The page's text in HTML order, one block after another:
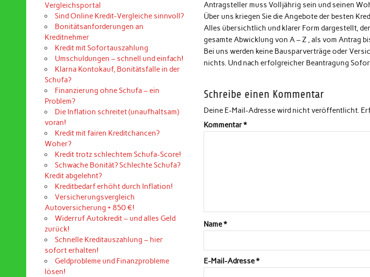
Antragsteller muss Volljährig sein und seinen
Über uns kriegen Sie die Angebote der besten
Alles übersichtlich und klarer Form dargestellt,
gesamte Abwicklung von A – Z , als vom Antrag
Bei uns werden keine Bausparverträge oder
nichts. Und nach erfolgreicher Beantragung
Schreibe einen Kommentar
Deine E-Mail-Adresse wird nicht veröffentlicht.
Kommentar*
Name*
E-Mail-Adresse*
Vergleichsportal
Sind Online Kredit-Vergleiche sinnvoll?
Bonitätsanforderungen an
Kreditnehmer
Kredit mit Sofortauszahlung
Umschuldungen – schnell und einfach!
Klarna Kontokauf, Bonitätsfalle in der
Schufa?
Finanzierung ohne Schufa – ein
Problem?
Die Inflation schreitet (unaufhaltsam)
voran!
Kredit mit fairen Kreditchancen?
Woher?
Kredit trotz schlechtem Schufa-Score!
Schwache Bonität? Schlechte Schufa?
Kredit abgelehnt?
Kreditbedarf erhöht durch Inflation!
Versicherungsvergleich
Autoversicherung + 850 €!
Widerruf Autokredit – und alles Geld
zurück!
Schnelle Kreditauszahlung – hier
sofort erhalten!
Geldprobleme und Finanzprobleme
lösen!